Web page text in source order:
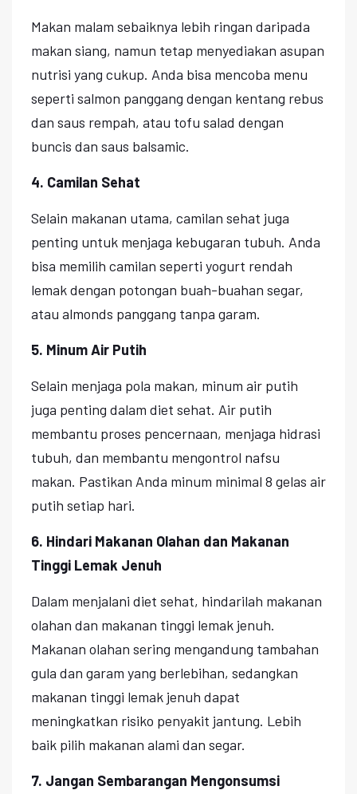
Makan malam sebaiknya lebih ringan daripada
makan siang, namun tetap menyediakan asupan
nutrisi yang cukup. Anda bisa mencoba menu
seperti salmon panggang dengan kentang rebus
dan saus rempah, atau tofu salad dengan
buncis dan saus balsamic.
4. Camilan Sehat
Selain makanan utama, camilan sehat juga
penting untuk menjaga kebugaran tubuh. Anda
bisa memilih camilan seperti yogurt rendah
lemak dengan potongan buah-buahan segar,
atau almonds panggang tanpa garam.
5. Minum Air Putih
Selain menjaga pola makan, minum air putih
juga penting dalam diet sehat. Air putih
membantu proses pencernaan, menjaga hidrasi
tubuh, dan membantu mengontrol nafsu
makan. Pastikan Anda minum minimal 8 gelas air
putih setiap hari.
6. Hindari Makanan Olahan dan Makanan
Tinggi Lemak Jenuh
Dalam menjalani diet sehat, hindarilah makanan
olahan dan makanan tinggi lemak jenuh.
Makanan olahan sering mengandung tambahan
gula dan garam yang berlebihan, sedangkan
makanan tinggi lemak jenuh dapat
meningkatkan risiko penyakit jantung. Lebih
baik pilih makanan alami dan segar.
7. Jangan Sembarangan Mengonsumsi